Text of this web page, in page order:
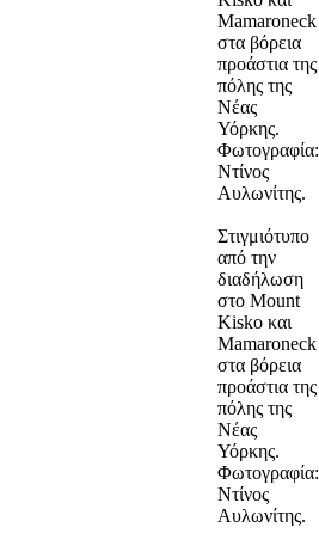
Mamaroneck
στα βόρεια
προάστια της
πόλης της
Νέας
Υόρκης.
Φωτογραφία:
Ντίνος
Αυλωνίτης.
Στιγμιότυπο
από την
διαδήλωση
στο Mount
Kisko και
Mamaroneck
στα βόρεια
προάστια της
πόλης της
Νέας
Υόρκης.
Φωτογραφία:
Ντίνος
Αυλωνίτης.